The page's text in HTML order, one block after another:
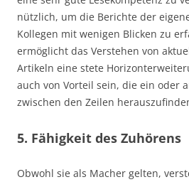
nützlich, um die Berichte der
Kollegen mit wenigen Blicken zu
ermöglicht das Verstehen von
Artikeln eine stete
auch von Vorteil sein, die ein oder
zwischen den Zeilen
5. Fähigkeit des Zuhörens
Obwohl sie als Macher gelten,